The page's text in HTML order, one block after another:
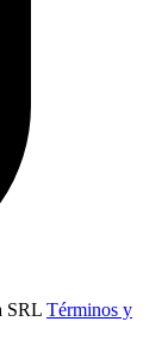
SRL Términos y